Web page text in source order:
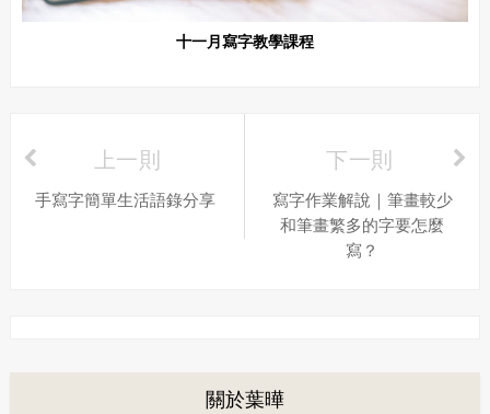
十一月寫字教學課程
下一則
寫字作業解說｜筆畫較少
和筆畫繁多的字要怎麼
寫？
上一則
手寫字簡單生活語錄分享
關於葉曄